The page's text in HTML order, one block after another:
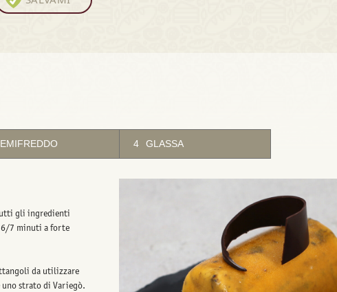
4 GLASSA
gli ingredienti
6/7 minuti a forte
da utilizzare
uno strato di Variegò.